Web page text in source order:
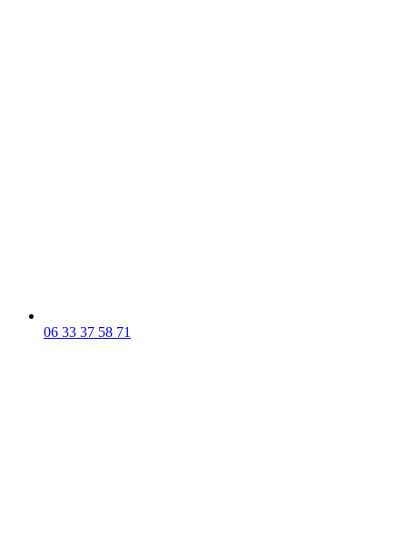
06 33 37 58 71